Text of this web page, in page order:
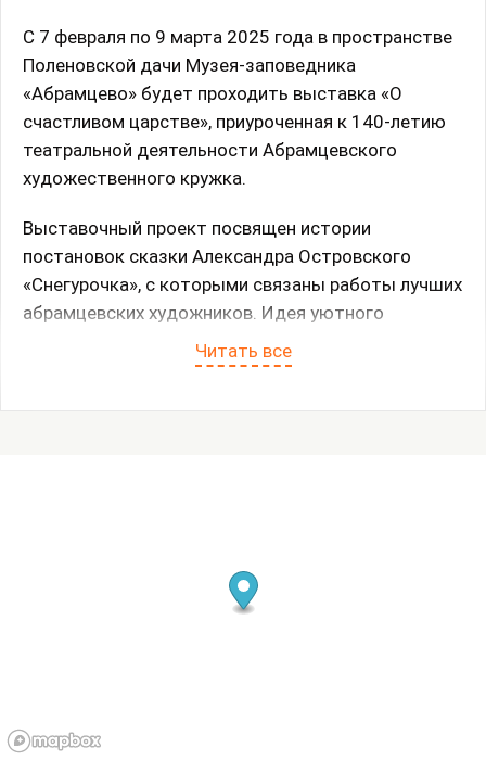
С 7 февраля по 9 марта 2025 года в пространстве
Поленовской дачи Музея-заповедника
«Абрамцево» будет проходить выставка «О
счастливом царстве», приуроченная к 140-летию
театральной деятельности Абрамцевского
художественного кружка.
Выставочный проект посвящен истории
постановок сказки Александра Островского
«Снегурочка», с которыми связаны работы лучших
абрамцевских художников. Идея уютного
домашнего спектакля, зародившаяся в узком
дружеском кругу, была одной из самых больших
Обращение к этой сказке естественно для
художников Абрамцевского кружка, которые
декораций, выполненные Виктором Васнецовым
Читать все